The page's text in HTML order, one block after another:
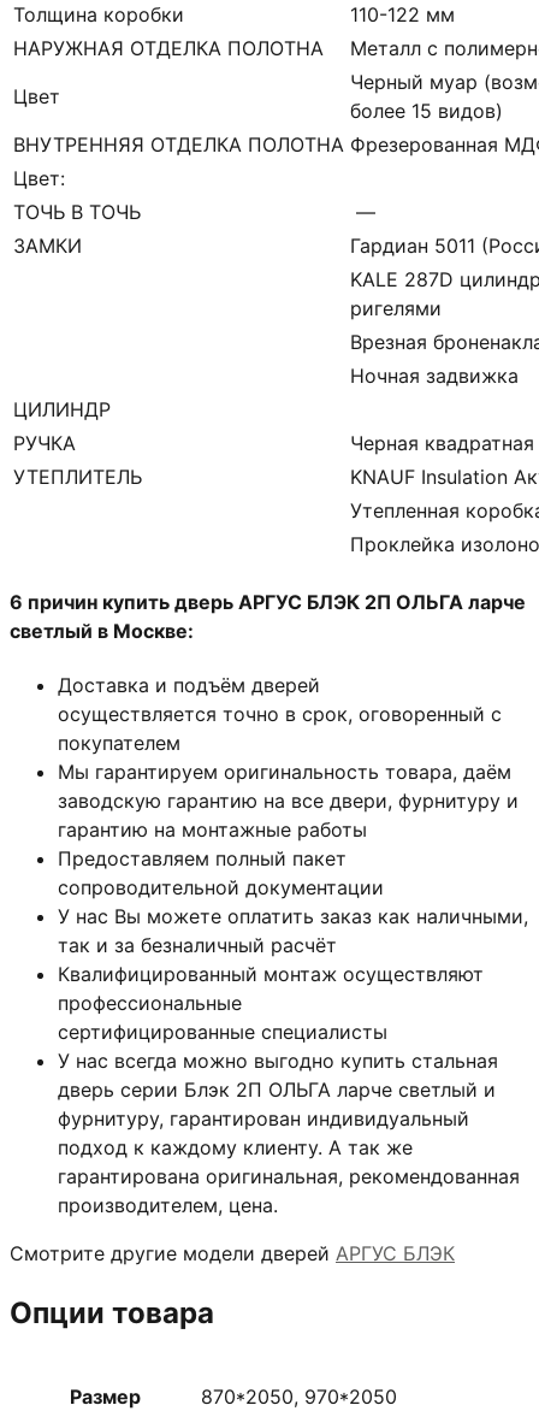
Толщина коробки
110-122 мм
НАРУЖНАЯ ОТДЕЛКА ПОЛОТНА
Металл с
Цвет
Черный муар
более 15 видов)
ВНУТРЕННЯЯ ОТДЕЛКА ПОЛОТНА Фрезерованная
Цвет:
ТОЧЬ В ТОЧЬ
—
ЗАМКИ
Гардиан 5011
KALE 287D
ригелями
Врезная
Ночная задвижка
ЦИЛИНДР
РУЧКА
Черная
УТЕПЛИТЕЛЬ
KNAUF Insulation
Утепленная
Проклейка
6 причин купить дверь АРГУС БЛЭК 2П ОЛЬГА ларче
светлый в Москве:
Доставка и подъём дверей
осуществляется точно в срок, оговоренный с
покупателем
Мы гарантируем оригинальность товара, даём
заводскую гарантию на все двери, фурнитуру и
гарантию на монтажные работы
Предоставляем полный пакет
сопроводительной документации
У нас Вы можете оплатить заказ как наличными,
так и за безналичный расчёт
Квалифицированный монтаж осуществляют
профессиональные
сертифицированные специалисты
У нас всегда можно выгодно купить стальная
дверь серии Блэк 2П ОЛЬГА ларче светлый и
фурнитуру, гарантирован индивидуальный
подход к каждому клиенту. А так же
гарантирована оригинальная, рекомендованная
производителем, цена.
Смотрите другие модели дверей АРГУС БЛЭК
Опции товара
Размер 870*2050, 970*2050